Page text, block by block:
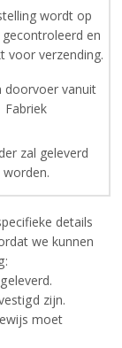
wordt op
en
voor verzending.
doorvoer vanuit
Fabriek
zal geleverd
worden.
details
we kunnen
zijn.
moet